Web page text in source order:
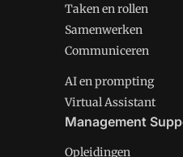
Taken en rollen
Samenwerken
Communiceren
AI en prompting
Virtual Assistant
Management
Opleidingen